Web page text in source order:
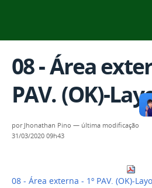
08 - Área
PAV. (OK)-
por Jhonathan Pino — última modificação
31/03/2020 09h43
08 - Área externa - 1º PAV. (OK)-